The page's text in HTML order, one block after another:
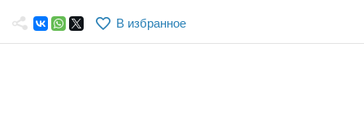
Самолеты В избранное